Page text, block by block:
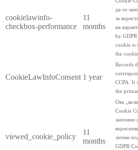
cookielawinfo-
checkbox-performance
11
months
да се
за
на
by
cookie is
the
CookieLawInfoConsent 1 year
Records
CCPA. It
the
viewed_cookie_policy
11
months
Ова
Cookie
запомни
лични
GDPR